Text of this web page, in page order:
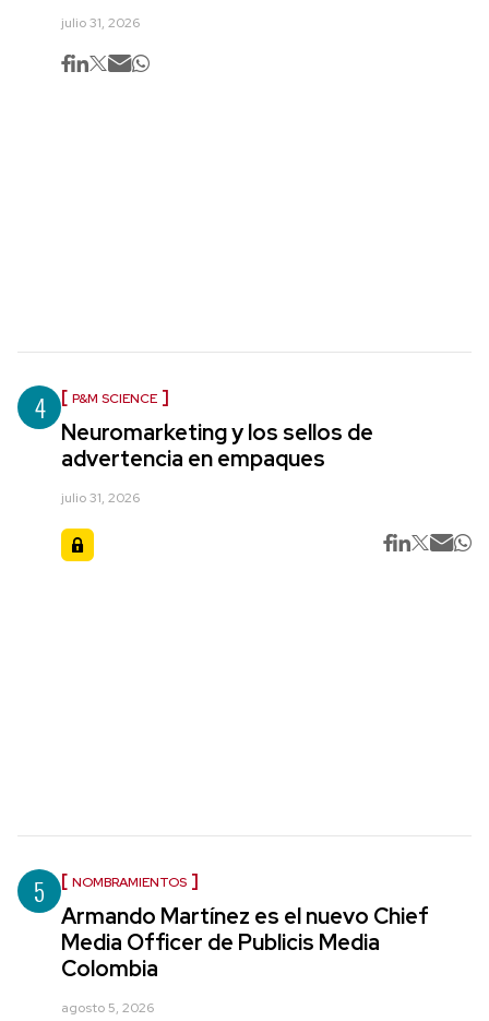
julio 31, 2026
4 P&M SCIENCE
Neuromarketing y los sellos de
advertencia en empaques
julio 31, 2026
5 NOMBRAMIENTOS
Armando Martínez es el nuevo Chief
Media Officer de Publicis Media
Colombia
agosto 5, 2026